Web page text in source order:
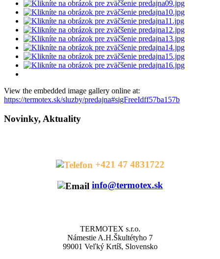
View the embedded image gallery online at:
https://termotex.sk/sluzby/predajna#sigFreeIdff57ba157b
Novinky, Aktuality
+421 47 4831722
info@termotex.sk
TERMOTEX s.r.o.
Námestie A.H.Škultétyho 7
99001 Veľký Krtíš, Slovensko